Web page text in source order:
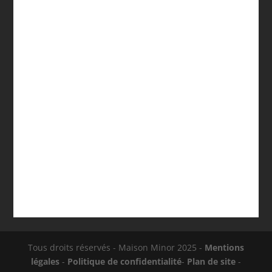
Tous droits réservés - Maison Minor 2025 - Mentions
légales- Politique de confidentialité- Plan de site-